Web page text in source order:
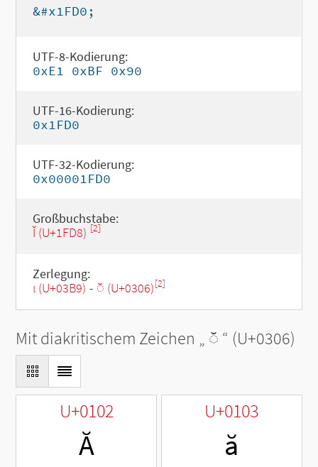
&#x1FD0;
UTF-8-Kodierung:
0xE1 0xBF 0x90
UTF-16-Kodierung:
0x1FD0
UTF-32-Kodierung:
0x00001FD0
Großbuchstabe:
Ῐ (U+1FD8) [2]
Zerlegung:
ι (U+03B9) - ◌̆ (U+0306)[2]
Mit diakritischem Zeichen „ ◌̆ “ (U+0306)
U+0102
Ă
U+0103
ă